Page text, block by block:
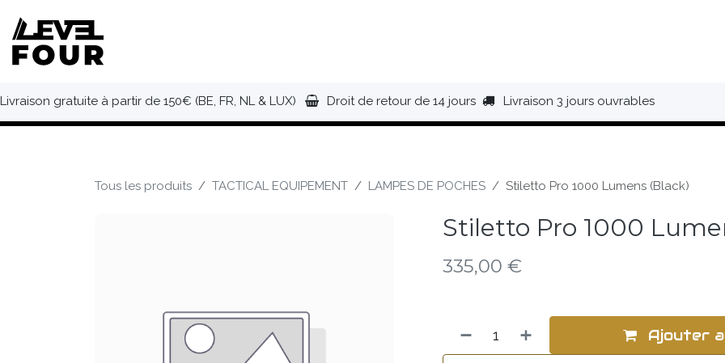
Livraison gratuite à partir de 150€ (BE, FR, NL & LUX) Droit de retour de 14 jours Livraison 3 jours ouvrables
Tous les produits TACTICAL EQUIPEMENT LAMPES DE POCHES Stiletto Pro 1000 Lumens (Black)
Stiletto Pro 1000
335,00 €
Ajouter